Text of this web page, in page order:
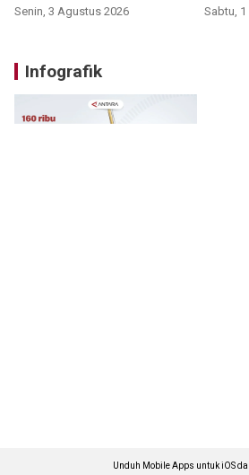
Senin, 3 Agustus 2026 Sabtu,
Infografik
Unduh Mobile Apps untuk iOS